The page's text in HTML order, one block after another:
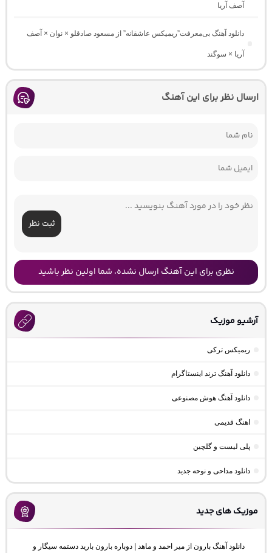
آصف آریا
دانلود آهنگ بی‌معرفت”ریمیکس عاشقانه” از مسعود صادقلو × نوان × آصف
آریا × سوگند
ارسال نظر برای این آهنگ
ثبت نظر
نظری برای این آهنگ ارسال نشده، شما اولین نظر باشید
آرشیو موزیک
ریمیکس ترکی
دانلود آهنگ ترند اینستاگرام
دانلود آهنگ هوش مصنوعی
اهنگ قدیمی
پلی لیست و گلچین
دانلود مداحی و نوحه جدید
موزیک های جدید
دانلود آهنگ بارون از میر احمد و ماهد | دوباره بارون بارید دستمه سیگار و